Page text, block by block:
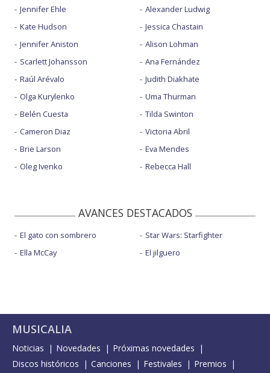
Jennifer Ehle
Kate Hudson
Jennifer Aniston
Scarlett Johansson
Raúl Arévalo
Olga Kurylenko
Belén Cuesta
Cameron Diaz
Brie Larson
Oleg Ivenko
Alexander Ludwig
Jessica Chastain
Alison Lohman
Ana Fernández
Judith Diakhate
Uma Thurman
Tilda Swinton
Victoria Abril
Eva Mendes
Rebecca Hall
AVANCES DESTACADOS
El gato con sombrero
Ella McCay
Star Wars: Starfighter
El jilguero
MUSICALIA
Noticias Novedades
Próximas novedades
Discos históricos
Canciones Festivales
Premios